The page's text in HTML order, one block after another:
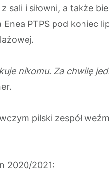
sali i siłowni, a także
PTPS pod koniec
nikomu. Za chwilę
pilski zespół
2020/2021: